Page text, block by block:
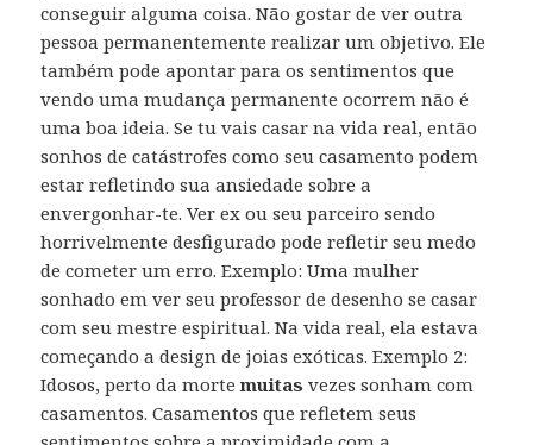
conseguir alguma coisa. Não gostar de ver outra
pessoa permanentemente realizar um objetivo. Ele
também pode apontar para os sentimentos que
vendo uma mudança permanente ocorrem não é
uma boa ideia. Se tu vais casar na vida real, então
sonhos de catástrofes como seu casamento podem
estar refletindo sua ansiedade sobre a
envergonhar-te. Ver ex ou seu parceiro sendo
horrivelmente desfigurado pode refletir seu medo
de cometer um erro. Exemplo: Uma mulher
sonhado em ver seu professor de desenho se casar
com seu mestre espiritual. Na vida real, ela estava
começando a design de joias exóticas. Exemplo 2:
Idosos, perto da mortemuitas vezes sonham com
casamentos. Casamentos que refletem seus